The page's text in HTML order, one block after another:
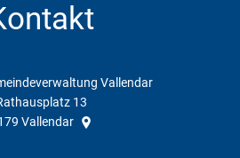
Vallendar
13
Vallendar